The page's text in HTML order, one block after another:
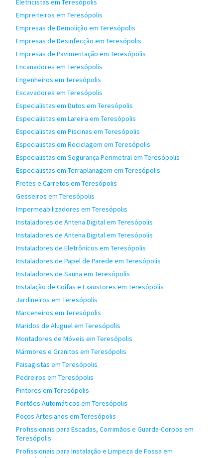
Eletricistas em Teresópolis
Empreiteiros em Teresópolis
Empresas de Demolição em Teresópolis
Empresas de Desinfecção em Teresópolis
Empresas de Pavimentação em Teresópolis
Encanadores em Teresópolis
Engenheiros em Teresópolis
Escavadores em Teresópolis
Especialistas em Dutos em Teresópolis
Especialistas em Lareira em Teresópolis
Especialistas em Piscinas em Teresópolis
Especialistas em Reciclagem em Teresópolis
Especialistas em Segurança Perimetral em Teresópolis
Especialistas em Terraplanagem em Teresópolis
Fretes e Carretos em Teresópolis
Gesseiros em Teresópolis
Impermeabilizadores em Teresópolis
Instaladores de Antena Digital em Teresópolis
Instaladores de Antena Digital em Teresópolis
Instaladores de Eletrônicos em Teresópolis
Instaladores de Papel de Parede em Teresópolis
Instaladores de Sauna em Teresópolis
Instalação de Coifas e Exaustores em Teresópolis
Jardineiros em Teresópolis
Marceneiros em Teresópolis
Maridos de Aluguel em Teresópolis
Montadores de Móveis em Teresópolis
Mármores e Granitos em Teresópolis
Paisagistas em Teresópolis
Pedreiros em Teresópolis
Pintores em Teresópolis
Portões Automáticos em Teresópolis
Poços Artesianos em Teresópolis
Profissionais para Escadas, Corrimãos e Guarda-Corpos em
Teresópolis
Profissionais para Instalação e Limpeza de Fossa em